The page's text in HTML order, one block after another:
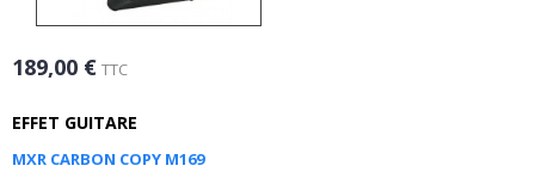
189,00 € TTC
EFFET GUITARE
MXR CARBON COPY M169